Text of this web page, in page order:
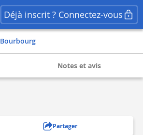
Déjà inscrit ? Connectez-vous
bourbourg
Notes et avis
Partager